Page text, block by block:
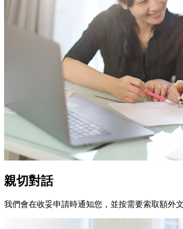
親切對話
我們會在收妥申請時通知您，並按需要索取額外